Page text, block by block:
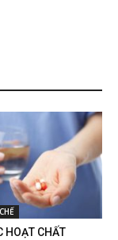
HOẠT CHẤT